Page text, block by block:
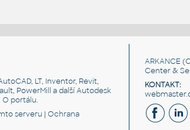
LT, Inventor, Revit,
PowerMill a další Autodesk
O portálu.
serveru |Ochrana
ARKANCE
Center &
KONTAKT: